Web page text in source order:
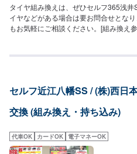
タイヤ組み換えは、ぜひセルフ365浅
イヤなどがある場合は要お問合せとな
もお気軽にご相談ください。[組み換え
セルフ近江八幡SS / (株)西日
交換 (組み換え・持ち込み)
代車OK カードOK 電子マネーOK